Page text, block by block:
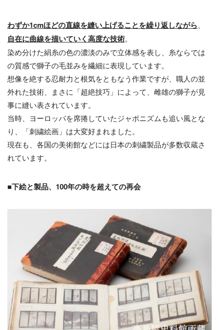
わずか1cmほどの直線を縫い上げることを繰り返しながら
自在に曲線を描いていく高度な技術。
染め分けた絹糸の色の濃淡のみで立体感を表し、糸ならでは
の質感で獅子の毛並みを繊細に表現しています。
想像を絶する忍耐力と根気をともなう作業ですが、職人の並
外れた技術、まさに「超絶技巧」によって、雌雄の獅子が見
事に縫い表されています。
当時、ヨーロッパを席捲していたジャポニズムも追い風とな
り、「刺繍絵画」は大変好まれました。
現在も、各国の美術館などには日本の刺繍製品が多数収蔵さ
れています。
■下絵と製品、 100年の時を超えての再会